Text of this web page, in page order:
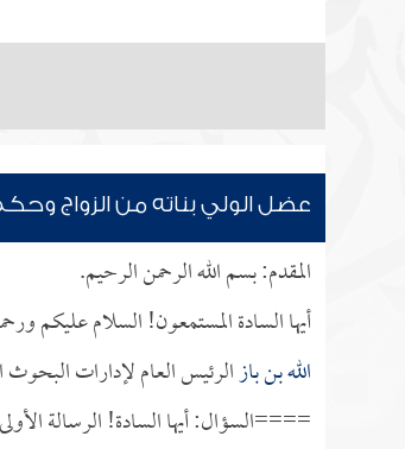
عضل الولي بناته من الزواج
المقدم: بسم الله الرحمن الرحيم.
أيها السادة المستمعون! السلام عليكم
الله بن بازالرئيس العام لإدارات البحوث
====السؤال: أيها السادة! الرسالة